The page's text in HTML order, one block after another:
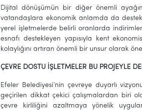
Dijital dönüşümün bir diğer önemli
vatandaşlara ekonomik anlamda da destek
yerel işletmelerde belirli oranlarda
esnafı destekleyen yapısıyla kent
kolaylığını artıran önemli bir unsur olarak öne
ÇEVRE DOSTU İŞLETMELER BU PROJEYLE
Efeler Belediyesi’nin çevreye duyarlı
geçirilen dikkat çekici çalışmalardan biri
çevre kirliliğini azaltmaya yönelik